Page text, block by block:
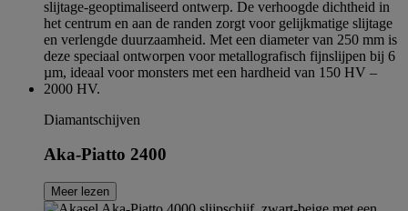
Diamantschijven
Aka-Piatto 2400
Meer lezen